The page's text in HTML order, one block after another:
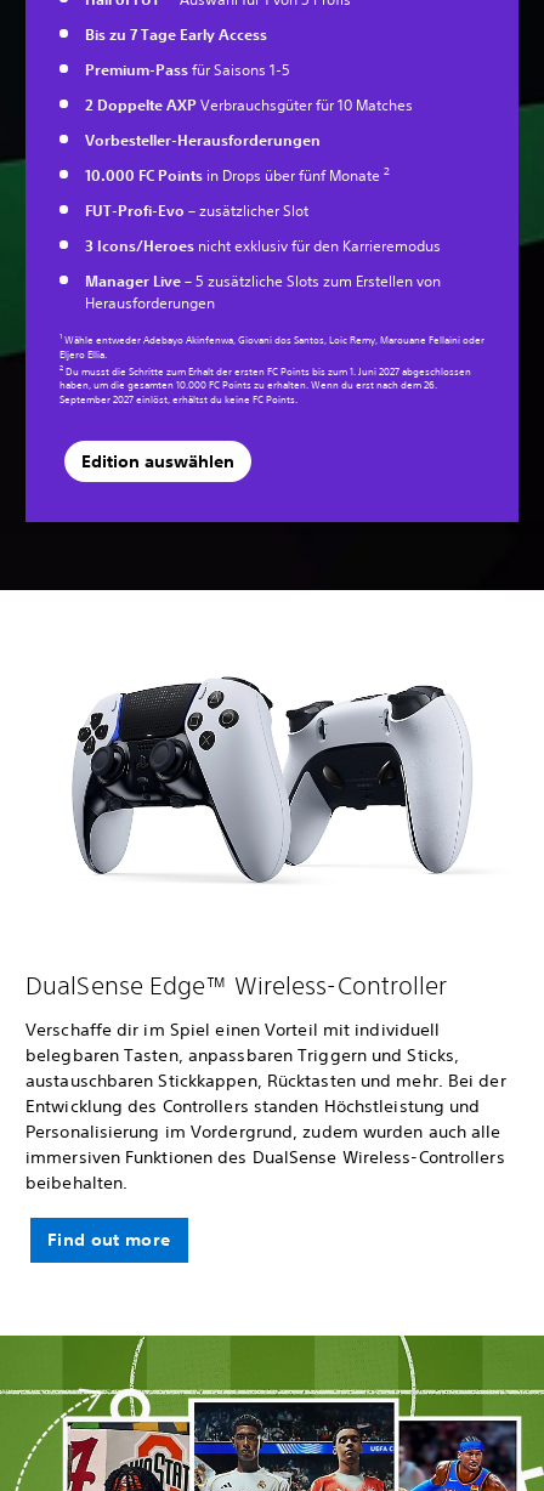
Bis zu 7 Tage Early Access
Premium-Passfür Saisons 1-5
2 Doppelte AXPVerbrauchsgüter für 10 Matches
Vorbesteller-Herausforderungen
10.000 FC Points in Drops über fünf Monate 2
FUT-Profi-Evo – zusätzlicher Slot
3 Icons/Heroes nicht exklusiv für den Karrieremodus
Manager Live– 5 zusätzliche Slots zum Erstellen von
Herausforderungen
1 Wähle entweder Adebayo Akinfenwa, Giovani dos Santos, Loic Remy, Marouane Fellaini oder
Eljero Ellia.
2 Du musst die Schritte zum Erhalt der ersten FC Points bis zum 1. Juni 2027 abgeschlossen
haben, um die gesamten 10.000 FC Points zu erhalten. Wenn du erst nach dem 26.
September 2027 einlöst, erhältst du keine FC Points.
Edition auswählen
DualSense Edge™ Wireless-Controller
Verschaffe dir im Spiel einen Vorteil mit individuell
belegbaren Tasten, anpassbaren Triggern und Sticks,
austauschbaren Stickkappen, Rücktasten und mehr. Bei der
Entwicklung des Controllers standen Höchstleistung und
Personalisierung im Vordergrund, zudem wurden auch alle
immersiven Funktionen des DualSense Wireless-Controllers
beibehalten.
Find out more